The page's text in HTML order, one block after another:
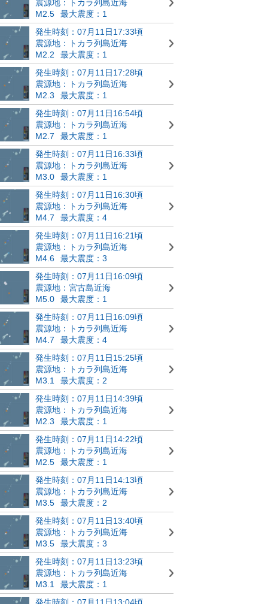
震源地：トカラ列島近海
M2.5
最大震度：1
発生時刻：07月11日17:33頃
震源地：トカラ列島近海
M2.2
最大震度：1
発生時刻：07月11日17:28頃
震源地：トカラ列島近海
M2.3
最大震度：1
発生時刻：07月11日16:54頃
震源地：トカラ列島近海
M2.7
最大震度：1
発生時刻：07月11日16:33頃
震源地：トカラ列島近海
M3.0
最大震度：1
発生時刻：07月11日16:30頃
震源地：トカラ列島近海
M4.7
最大震度：4
発生時刻：07月11日16:21頃
震源地：トカラ列島近海
M4.6
最大震度：3
発生時刻：07月11日16:09頃
震源地：宮古島近海
M5.0
最大震度：1
発生時刻：07月11日16:09頃
震源地：トカラ列島近海
M4.7
最大震度：4
発生時刻：07月11日15:25頃
震源地：トカラ列島近海
M3.1
最大震度：2
発生時刻：07月11日14:39頃
震源地：トカラ列島近海
M2.3
最大震度：1
発生時刻：07月11日14:22頃
震源地：トカラ列島近海
M2.5
最大震度：1
発生時刻：07月11日14:13頃
震源地：トカラ列島近海
M3.5
最大震度：2
発生時刻：07月11日13:40頃
震源地：トカラ列島近海
M3.5
最大震度：3
発生時刻：07月11日13:23頃
震源地：トカラ列島近海
M3.1
最大震度：1
発生時刻：07月11日13:04頃